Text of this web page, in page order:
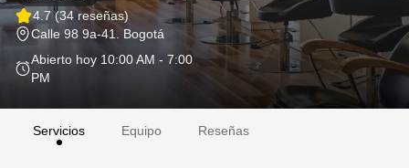
4.7(34 reseñas)
Calle 98 9a-41
. Bogotá
Abierto hoy 10:00 AM - 7:00
PM
Servicios Equipo Reseñas